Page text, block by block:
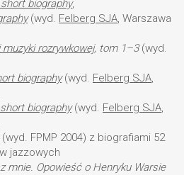
biography,
(wyd. Felberg SJA, Warszawa
rozrywkowej, tom 1–3(wyd.
biography(wyd. Felberg SJA,
biography(wyd. Felberg SJA,
(wyd. FPMP 2004) z biografiami 52
jazzowych
mnie. Opowieść o Henryku Warsie